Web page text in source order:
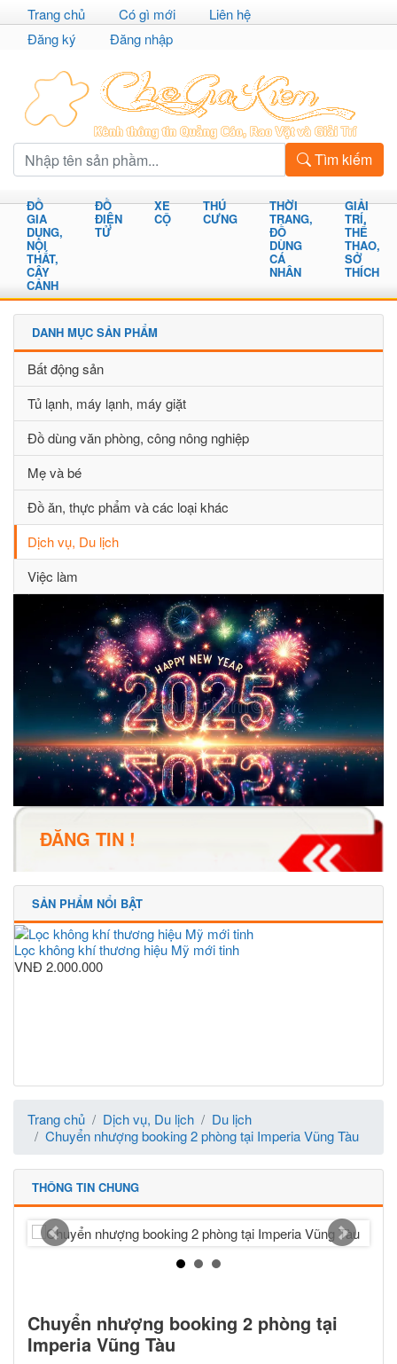
Trang chủ Có gì mới
Liên hệ
Đăng ký
Đăng nhập
Tìm kiếm
ĐỒ
GIA
DỤNG,
NỘI
THẤT,
CÂY
CẢNH
ĐỒ
ĐIỆN
TỬ
XE
CỘ
THÚ
CƯNG
THỜI
TRANG,
ĐỒ
DÙNG
CÁ
NHÂN
GIẢI
TRÍ,
THỂ
THAO,
SỞ
THÍCH
DANH MỤC SẢN PHẨM
Bất động sản
Tủ lạnh, máy lạnh, máy giặt
Đồ dùng văn phòng, công nông nghiệp
Mẹ và bé
Đồ ăn, thực phẩm và các loại khác
Dịch vụ, Du lịch
Việc làm
ĐĂNG TIN !
SẢN PHẨM NỔI BẬT
Lọc không khí thương hiệu Mỹ mới tinh
VNĐ 2.000.000
Trang chủ Dịch vụ, Du lịch
Du lịch
Chuyển nhượng booking 2 phòng tại Imperia Vũng Tàu
THÔNG TIN CHUNG
Chuyển nhượng booking 2 phòng tại
Imperia Vũng Tàu